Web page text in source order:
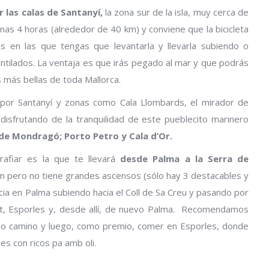
calas de Santanyí, la zona sur de la isla, muy cerca de
4 horas (alrededor de 40 km) y conviene que la bicicleta
en las que tengas que levantarla y llevarla subiendo o
La ventaja es que irás pegado al mar y que podrás
bellas de toda Mallorca.
Santanyí y zonas como Cala Llombards, el mirador de
de la tranquilidad de este pueblecito marinero
Mondragó; Porto Petro y Cala d’Or.
es la que te llevará desde Palma a la Serra de
pero no tiene grandes ascensos (sólo hay 3 destacables y
en Palma subiendo hacia el Coll de Sa Creu y pasando por
Esporles y, desde allí, de nuevo Palma. Recomendamos
camino y luego, como premio, comer en Esporles, donde
con ricos pa amb oli.